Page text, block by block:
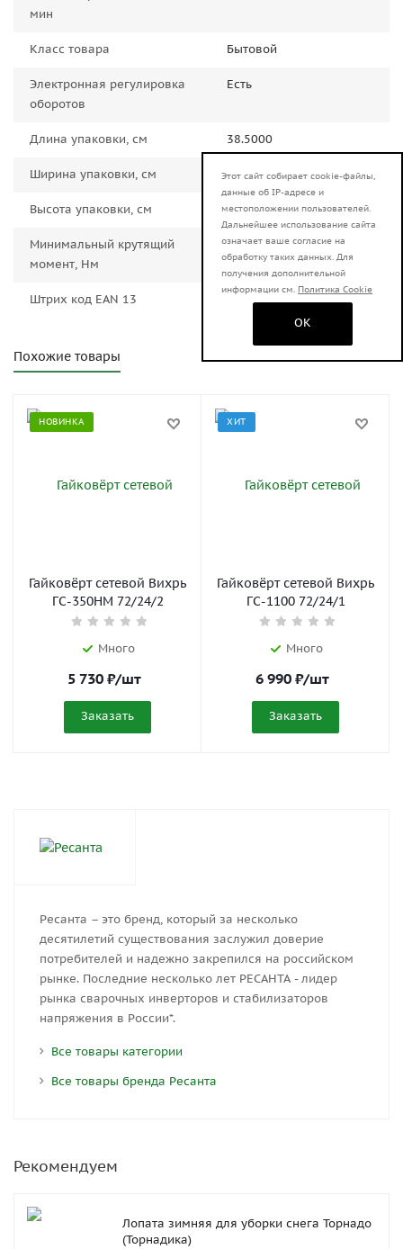
мин
Класс товара Бытовой
Электронная регулировка
оборотов
Есть
Длина упаковки, см 38.5000
Ширина упаковки, см 30.5000
Высота упаковки, см 12.5000
Минимальный крутящий
момент, Нм
150.0000
Штрих код EAN 13 4606059037408
Похожие товары
НОВИНКА
Гайковёрт сетевой Вихрь
ГС-350НМ 72/24/2
Много
5 730 ₽/шт
Заказать
ХИТ
Гайковёрт сетевой Вихрь
ГС-1100 72/24/1
Много
6 990 ₽/шт
Заказать
Ресанта – это бренд, который за несколько
десятилетий существования заслужил доверие
потребителей и надежно закрепился на российском
рынке. Последние несколько лет РЕСАНТА - лидер
рынка сварочных инверторов и стабилизаторов
напряжения в России*.
Все товары категории
Все товары бренда Ресанта
Рекомендуем
Лопата зимняя для уборки снега Торнадо
(Торнадика)
Этот сайт собирает cookie-файлы,
данные об IP-адресе и
местоположении пользователей.
Дальнейшее использование сайта
означает ваше согласие на
обработку таких данных. Для
получения дополнительной
информации см. Политика Cookie
OK